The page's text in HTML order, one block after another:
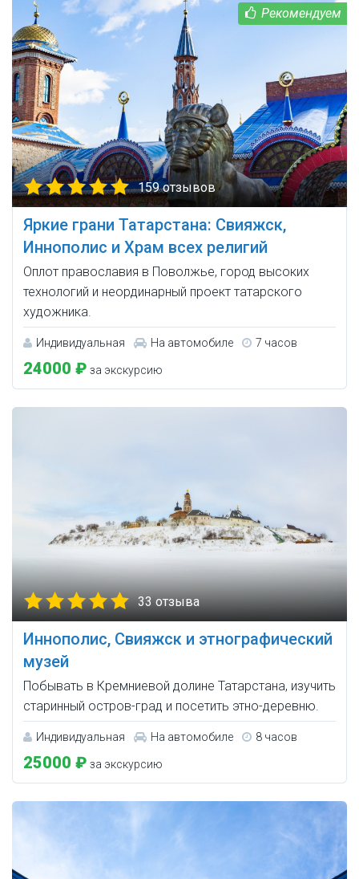
159 отзывов
Яркие грани Татарстана: Свияжск,
Иннополис и Храм всех религий
Оплот православия в Поволжье, город высоких
технологий и неординарный проект татарского
художника.
Индивидуальная На автомобиле 7 часов
24000 ₽ за экскурсию
33 отзыва
Иннополис, Свияжск и этнографический
музей
Побывать в Кремниевой долине Татарстана, изучить
старинный остров-град и посетить этно-деревню.
Индивидуальная На автомобиле 8 часов
25000 ₽ за экскурсию